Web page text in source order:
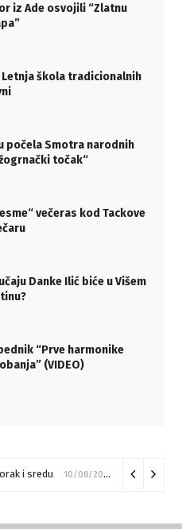
iz Ade osvojili “Zlatnu
Letnja škola tradicionalnih
počela Smotra narodnih
točak“
večeras kod Tackove
Danke Ilić biće u Višem
“Prve harmonike
(VIDEO)
i sredu 10/08/2026